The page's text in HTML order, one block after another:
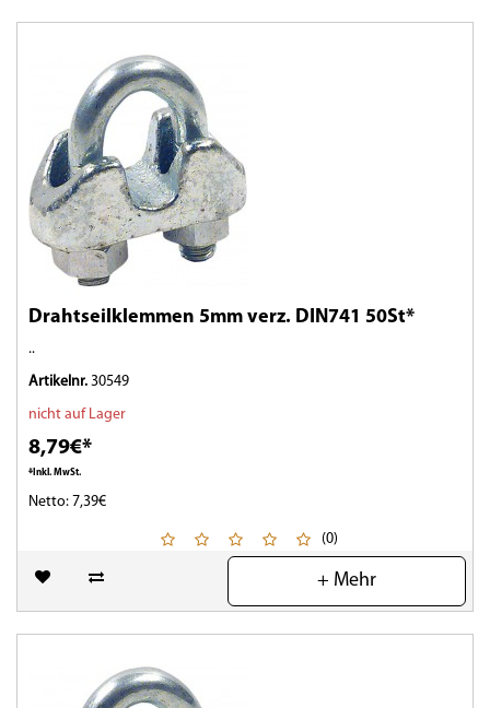
Drahtseilklemmen 5mm verz. DIN741 50St*
..
Artikelnr. 30549
nicht auf Lager
8,79€*
*Inkl. MwSt.
Netto: 7,39€
(0)
+ Mehr